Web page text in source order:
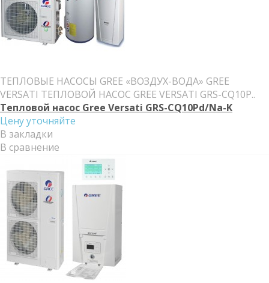
ТЕПЛОВЫЕ НАСОСЫ GREE «ВОЗДУХ-ВОДА» GREE
VERSATI ТЕПЛОВОЙ НАСОС GREE VERSATI GRS-CQ10P..
Тепловой насос Gree Versati GRS-CQ10Pd/Na-K
Цену уточняйте
В закладки
В сравнение